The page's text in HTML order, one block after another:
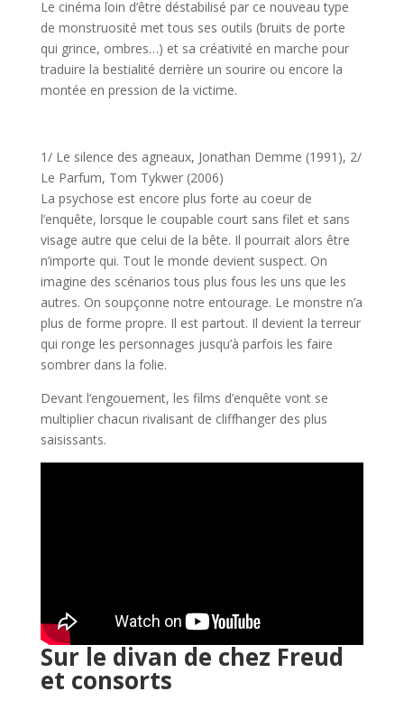
Le cinéma loin d’être déstabilisé par ce nouveau type
de monstruosité met tous ses outils (bruits de porte
qui grince, ombres…) et sa créativité en marche pour
traduire la bestialité derrière un sourire ou encore la
montée en pression de la victime.
1/ Le silence des agneaux, Jonathan Demme (1991), 2/
Le Parfum, Tom Tykwer (2006)
La psychose est encore plus forte au coeur de
l’enquête, lorsque le coupable court sans filet et sans
visage autre que celui de la bête. Il pourrait alors être
n’importe qui. Tout le monde devient suspect. On
imagine des scénarios tous plus fous les uns que les
autres. On soupçonne notre entourage. Le monstre n’a
plus de forme propre. Il est partout. Il devient la terreur
qui ronge les personnages jusqu’à parfois les faire
sombrer dans la folie.
Devant l’engouement, les films d’enquête vont se
multiplier chacun rivalisant de cliffhanger des plus
saisissants.
Sur le divan de chez Freud
et consorts